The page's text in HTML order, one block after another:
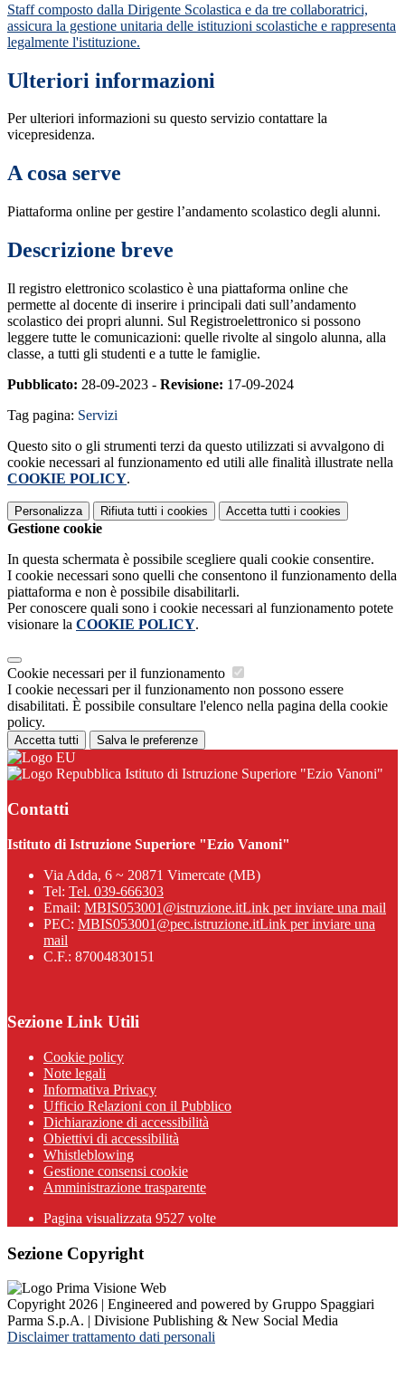
Staff composto dalla Dirigente Scolastica e da tre collaboratrici,
assicura la gestione unitaria delle istituzioni scolastiche e rappresenta
legalmente l'istituzione.
Ulteriori informazioni
Per ulteriori informazioni su questo servizio contattare la
vicepresidenza.
A cosa serve
Piattaforma online per gestire l’andamento scolastico degli alunni.
Descrizione breve
Il registro elettronico scolastico è una piattaforma online che
permette al docente di inserire i principali dati sull’andamento
scolastico dei propri alunni. Sul Registroelettronico si possono
leggere tutte le comunicazioni: quelle rivolte al singolo alunna, alla
classe, a tutti gli studenti e a tutte le famiglie.
Pubblicato: 28-09-2023 - Revisione: 17-09-2024
Tag pagina: Servizi
Questo sito o gli strumenti terzi da questo utilizzati si avvalgono di
cookie necessari al funzionamento ed utili alle finalità illustrate nella
COOKIE POLICY.
Personalizza Rifiuta tutti i cookies Accetta tutti i cookies
Gestione cookie
In questa schermata è possibile scegliere quali cookie consentire.
I cookie necessari sono quelli che consentono il funzionamento della
piattaforma e non è possibile disabilitarli.
Per conoscere quali sono i cookie necessari al funzionamento potete
visionare la COOKIE POLICY.
Cookie necessari per il funzionamento
I cookie necessari per il funzionamento non possono essere
disabilitati. È possibile consultare l'elenco nella pagina della cookie
policy.
Accetta tutti Salva le preferenze
Istituto di Istruzione Superiore "Ezio Vanoni"
Contatti
Istituto di Istruzione Superiore "Ezio Vanoni"
Via Adda, 6 ~ 20871 Vimercate (MB)
Tel: Tel. 039-666303
Email: MBIS053001@istruzione.itLink per inviare una mail
PEC: MBIS053001@pec.istruzione.itLink per inviare una
mail
C.F.: 87004830151
Sezione Link Utili
Cookie policy
Note legali
Informativa Privacy
Ufficio Relazioni con il Pubblico
Dichiarazione di accessibilità
Obiettivi di accessibilità
Whistleblowing
Gestione consensi cookie
Amministrazione trasparente
Pagina visualizzata 9527 volte
Sezione Copyright
Copyright 2026 | Engineered and powered by Gruppo Spaggiari
Parma S.p.A. | Divisione Publishing & New Social Media
Disclaimer trattamento dati personali